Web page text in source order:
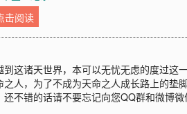
击阅读
到这诸天世界，本可以无忧无虑的度过
人，为了不成为天命之人成长路上的垫
还不错的话请不要忘记向您QQ群和微博微